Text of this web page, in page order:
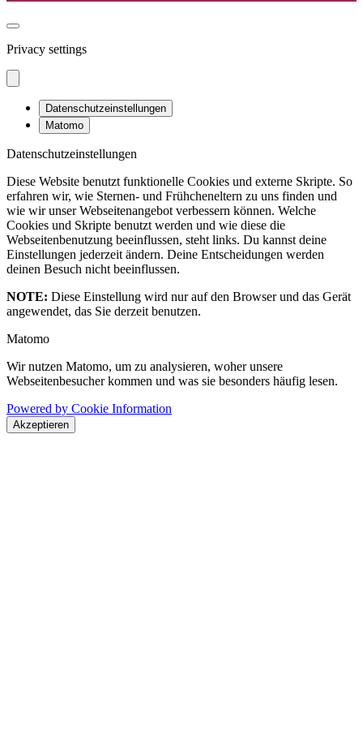
Privacy settings
Datenschutzeinstellungen
Matomo
Datenschutzeinstellungen
Diese Website benutzt funktionelle Cookies und externe Skripte. So
erfahren wir, wie Sternen- und Frühcheneltern zu uns finden und
wie wir unser Webseitenangebot verbessern können. Welche
Cookies und Skripte benutzt werden und wie diese die
Webseitenbenutzung beeinflussen, steht links. Du kannst deine
Einstellungen jederzeit ändern. Deine Entscheidungen werden
deinen Besuch nicht beeinflussen.
NOTE: Diese Einstellung wird nur auf den Browser und das Gerät
angewendet, das Sie derzeit benutzen.
Matomo
Wir nutzen Matomo, um zu analysieren, woher unsere
Webseitenbesucher kommen und was sie besonders häufig lesen.
Powered by Cookie Information
Akzeptieren